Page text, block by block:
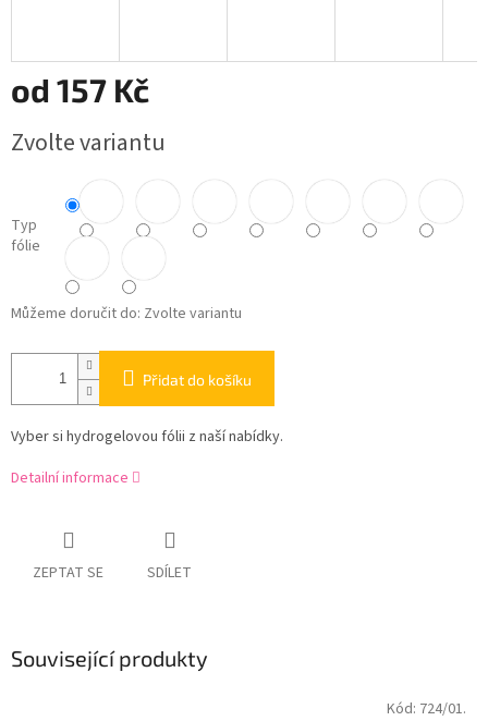
od 157 Kč
cena:
Zvolte variantu
Typ
fólie
Můžeme doručit do: Zvolte variantu
Přidat do košíku
Vyber si hydrogelovou fólii z naší nabídky.
Detailní informace
ZEPTAT SE SDÍLET
Související produkty
Kód: 724/01.